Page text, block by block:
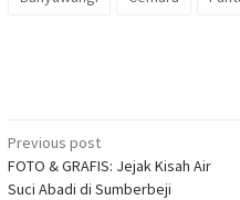
Post
navigation
Previous post
FOTO & GRAFIS: Jejak Kisah Air
Suci Abadi di Sumberbeji